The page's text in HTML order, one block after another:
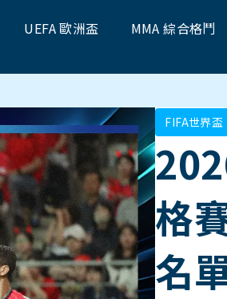
UEFA 歐洲盃 MMA 綜合格鬥
FIFA世界盃
格
名